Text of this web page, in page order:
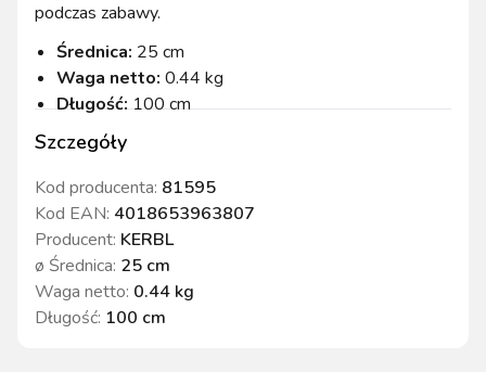
Szczegóły
Kod producenta: 81595
Kod EAN: 4018653963807
Producent: KERBL
ø Średnica: 25 cm
Waga netto: 0.44 kg
Długość: 100 cm
podczas zabawy.
Średnica: 25 cm
Waga netto: 0.44 kg
Długość:100 cm